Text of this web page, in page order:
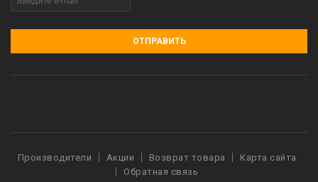
ОТПРАВИТЬ
Производители Акции Возврат товара
Карта сайта
Обратная связь